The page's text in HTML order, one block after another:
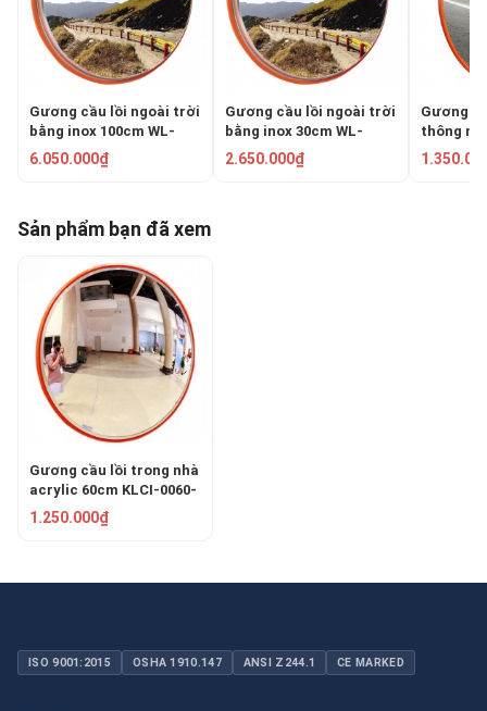
Gương cầu lồi ngoài trời
bằng inox 100cm WL-
870G-100
6.050.000₫
Gương cầu lồi ngoài trời
bằng inox 30cm WL-
870G-30
2.650.000₫
Gương
thông
PKC-0080
Sản phẩm bạn đã xem
Gương cầu lồi trong nhà
acrylic 60cm KLCI-0060-
2200
1.250.000₫
ISO 9001:2015 OSHA 1910.147 ANSI Z244.1 CE MARKED